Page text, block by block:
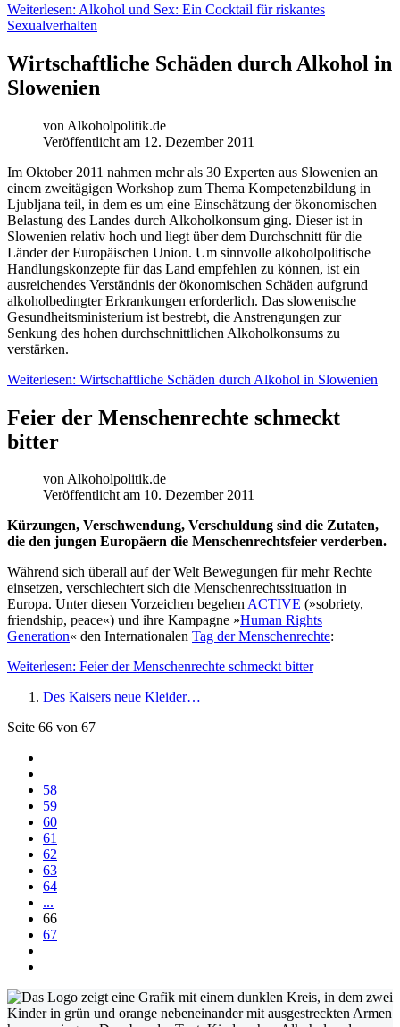
Weiterlesen: Alkohol und Sex: Ein Cocktail für riskantes
Sexualverhalten
Wirtschaftliche Schäden durch Alkohol in
Slowenien
von Alkoholpolitik.de
Veröffentlicht am 12. Dezember 2011
Im Oktober 2011 nahmen mehr als 30 Experten aus Slowenien an
einem zweitägigen Workshop zum Thema Kompetenzbildung in
Ljubljana teil, in dem es um eine Einschätzung der ökonomischen
Belastung des Landes durch Alkoholkonsum ging. Dieser ist in
Slowenien relativ hoch und liegt über dem Durchschnitt für die
Länder der Europäischen Union. Um sinnvolle alkoholpolitische
Handlungskonzepte für das Land empfehlen zu können, ist ein
ausreichendes Verständnis der ökonomischen Schäden aufgrund
alkoholbedingter Erkrankungen erforderlich. Das slowenische
Gesundheitsministerium ist bestrebt, die Anstrengungen zur
Senkung des hohen durchschnittlichen Alkoholkonsums zu
verstärken.
Weiterlesen: Wirtschaftliche Schäden durch Alkohol in Slowenien
Feier der Menschenrechte schmeckt
bitter
vonAlkoholpolitik.de
Veröffentlicht am 10. Dezember 2011
Kürzungen, Verschwendung, Verschuldung sind die Zutaten,
die den jungen Europäern die Menschenrechtsfeier verderben.
Während sich überall auf der Welt Bewegungen für mehr Rechte
einsetzen, verschlechtert sich die Menschenrechtssituation in
Europa. Unter diesen Vorzeichen begehenACTIVE (»sobriety,
friendship, peace«) und ihre Kampagne »Human Rights
Generation« den Internationalen Tag der Menschenrechte:
Weiterlesen: Feier der Menschenrechte schmeckt bitter
Des Kaisers neue Kleider…
Seite 66 von 67
58
59
60
61
62
63
64
...
66
67